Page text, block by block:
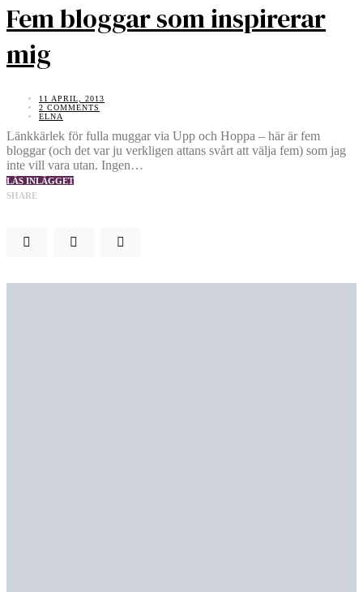
Fem bloggar som inspirerar
mig
11 APRIL, 2013
2 COMMENTS
ELNA
Länkkärlek för fulla muggar via Upp och Hoppa – här är fem
bloggar (och det var ju verkligen attans svårt att välja fem) som jag
inte vill vara utan. Ingen…
LÄS INLÄGGET
SHARE